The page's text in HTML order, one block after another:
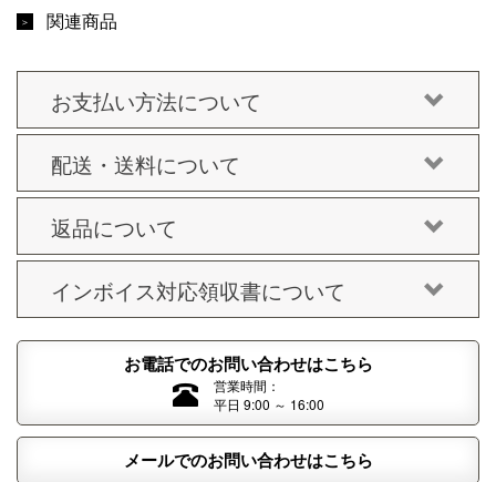
関連商品
お支払い方法について
配送・送料について
返品について
インボイス対応領収書について
お電話でのお問い合わせはこちら
営業時間：
平日 9:00 ～ 16:00
メールでのお問い合わせはこちら